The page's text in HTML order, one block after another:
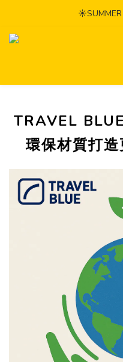
TRAVEL
環保材質打